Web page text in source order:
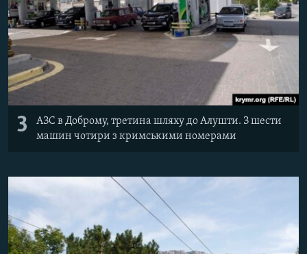
3
АЗС в Доброму, третина шляху до Алушти. З шести
машин чотири з кримськими номерами